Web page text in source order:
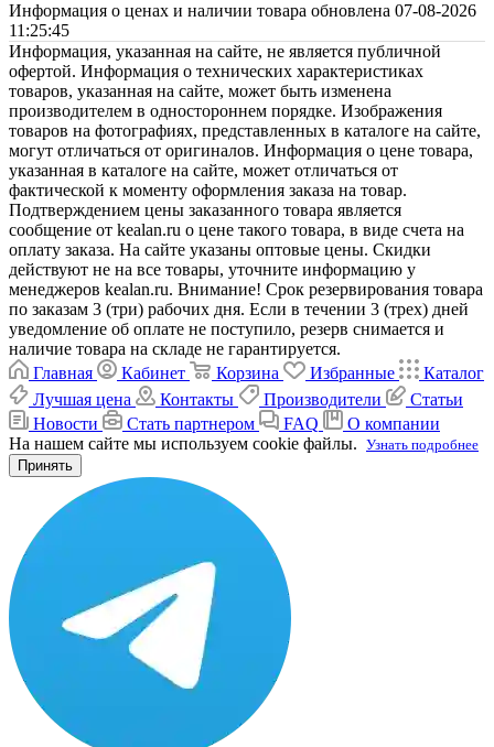
Информация о ценах и наличии товара обновлена 07-08-2026
11:25:45
Информация, указанная на сайте, не является публичной
офертой. Информация о технических характеристиках
товаров, указанная на сайте, может быть изменена
производителем в одностороннем порядке. Изображения
товаров на фотографиях, представленных в каталоге на сайте,
могут отличаться от оригиналов. Информация о цене товара,
указанная в каталоге на сайте, может отличаться от
фактической к моменту оформления заказа на товар.
Подтверждением цены заказанного товара является
сообщение от kealan.ru о цене такого товара, в виде счета на
оплату заказа. На сайте указаны оптовые цены. Скидки
действуют не на все товары, уточните информацию у
менеджеров kealan.ru. Внимание! Срок резервирования товара
по заказам 3 (три) рабочих дня. Если в течении 3 (трех) дней
уведомление об оплате не поступило, резерв снимается и
наличие товара на складе не гарантируется.
Главная
Кабинет Корзина Избранные
Каталог
Лучшая цена
Контакты Производители
Статьи
Новости
Стать партнером FAQ
О компании
На нашем сайте мы используем cookie файлы. Узнать подробнее
Принять